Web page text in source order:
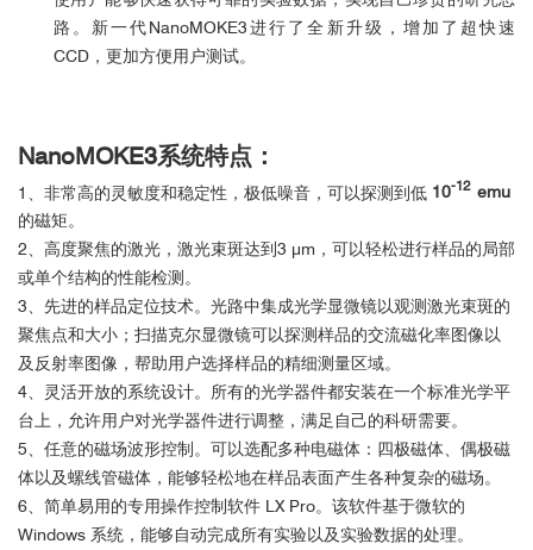
路 。新一代NanoMOKE3进行了全新升级，增加了超快速
CCD，更加方便用户测试。
NanoMOKE3系统特点：
1、非常高的灵敏度和稳定性，极低噪音，可以探测到低 10-12 emu
的磁矩。
2、高度聚焦的激光，激光束斑达到3 μm，可以轻松进行样品的局部
或单个结构的性能检测。
3、先进的样品定位技术。光路中集成光学显微镜以观测激光束斑的
聚焦点和大小；扫描克尔显微镜可以探测样品的交流磁化率图像以
及反射率图像，帮助用户选择样品的精细测量区域。
4、灵活开放的系统设计。所有的光学器件都安装在一个标准光学平
台上，允许用户对光学器件进行调整，满足自己的科研需要。
5、任意的磁场波形控制。可以选配多种电磁体：四极磁体、偶极磁
体以及螺线管磁体，能够轻松地在样品表面产生各种复杂的磁场。
6、简单易用的专用操作控制软件 LX Pro。该软件基于微软的
Windows 系统，能够自动完成所有实验以及实验数据的处理。